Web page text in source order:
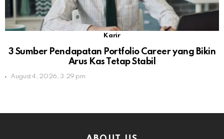
Karir
3 Sumber Pendapatan Portfolio Career yang Bikin
Arus Kas Tetap Stabil
August 4, 2026, 3:29 pm